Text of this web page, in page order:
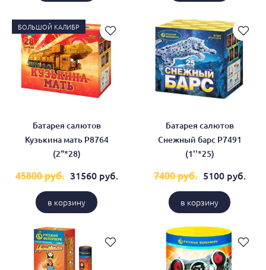
БОЛЬШОЙ КАЛИБР
Батарея салютов
Кузькина мать Р8764
(2"*28)
45800 руб. 31560 руб.
в корзину
Батарея салютов
Снежный барс Р7491
(1''*25)
7400 руб. 5100 руб.
в корзину